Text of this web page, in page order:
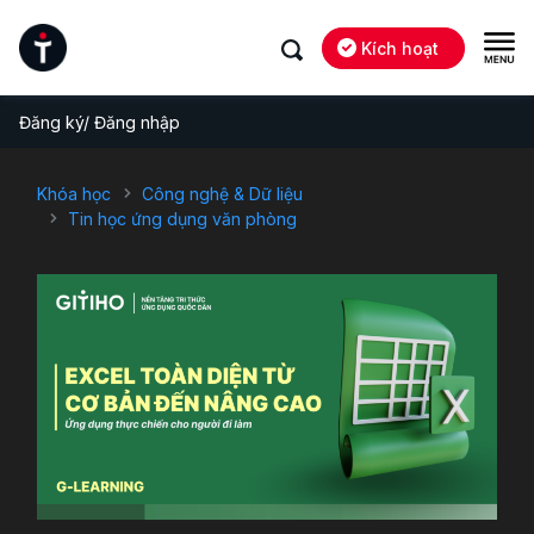
Kích hoạt
Đăng ký/ Đăng nhập
Khóa học
Công nghệ & Dữ liệu
Tin học ứng dụng văn phòng